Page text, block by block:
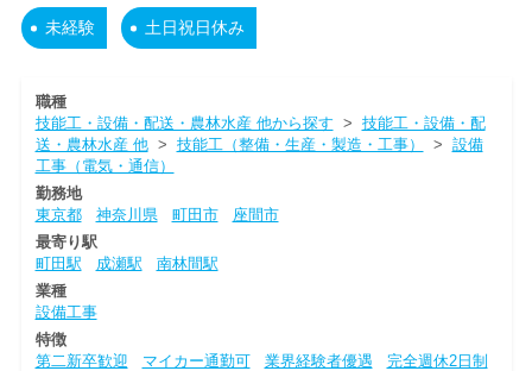
未経験 土日祝日休み
職種
技能工・設備・配送・農林水産 他から探す > 技能工・設備・配
送・農林水産 他> 技能工（整備・生産・製造・工事） > 設備
工事（電気・通信）
勤務地
東京都
神奈川県 町田市
座間市
最寄り駅
町田駅
成瀬駅
南林間駅
業種
設備工事
特徴
第二新卒歓迎
マイカー通勤可 業界経験者優遇
完全週休2日制